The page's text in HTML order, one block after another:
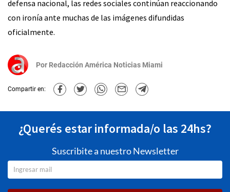
defensa nacional, las redes sociales continúan reaccionando
con ironía ante muchas de las imágenes difundidas
oficialmente.
Por Redacción América Noticias Miami
Compartir en:
¿Querés estar informada/o las 24hs?
Suscribite a nuestro Newsletter